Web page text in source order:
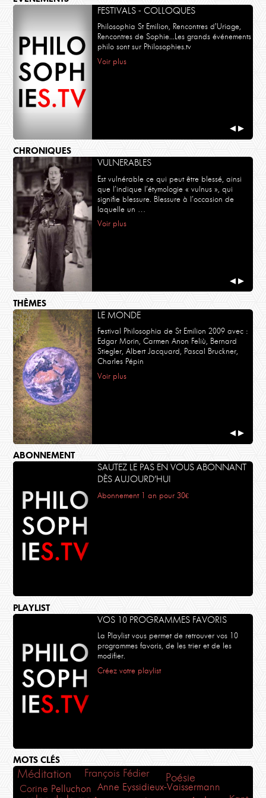
FESTIVALS - COLLOQUES
Philosophia St Emilion, Rencontres d'Uriage,
Rencontres de Sophie...Les grands événements
philo sont sur Philosophies.tv
Voir plus
◀ ▶
CHRONIQUES
VULNERABLES
Est vulnérable ce qui peut être blessé, ainsi
que l’indique l’étymologie « vulnus », qui
signifie blessure. Blessure à l’occasion de
laquelle un …
Voir plus
◀ ▶
THÈMES
LE MONDE
Festival Philosophia de St Emilion 2009 avec :
Edgar Morin, Carmen Anon Feliù, Bernard
Stiegler, Albert Jacquard, Pascal Bruckner,
Charles Pépin
Voir plus
◀ ▶
ABONNEMENT
SAUTEZ LE PAS EN VOUS ABONNANT
DÈS AUJOURD’HUI
Abonnement 1 an pour 30€
PLAYLIST
VOS 10 PROGRAMMES FAVORIS
La Playlist vous permet de retrouver vos 10
programmes favoris, de les trier et de les
modifier.
Créez votre playlist
MOTS CLÉS
Méditation François Fédier Poésie
Corine Pelluchon Anne Eyssidieux-Vaissermann